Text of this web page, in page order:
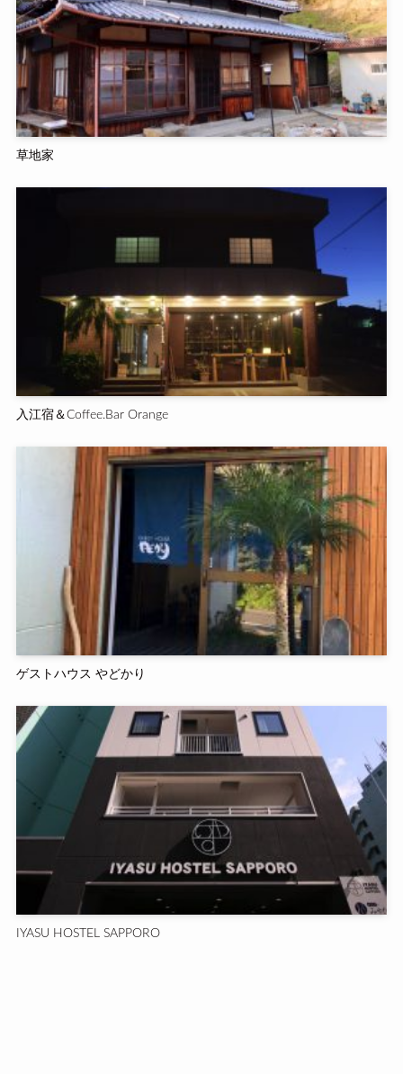
草地家
入江宿＆Coffee.Bar Orange
ゲストハウス やどかり
IYASU HOSTEL SAPPORO